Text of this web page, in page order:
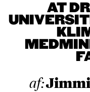
AT
af:Jimmi